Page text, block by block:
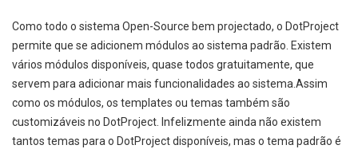
Como todo o sistema Open-Source bem projectado, o DotProject
permite que se adicionem módulos ao sistema padrão. Existem
vários módulos disponíveis, quase todos gratuitamente, que
servem para adicionar mais funcionalidades ao sistema.Assim
como os módulos, os templates ou temas também são
customizáveis no DotProject. Infelizmente ainda não existem
tantos temas para o DotProject disponíveis, mas o tema padrão é